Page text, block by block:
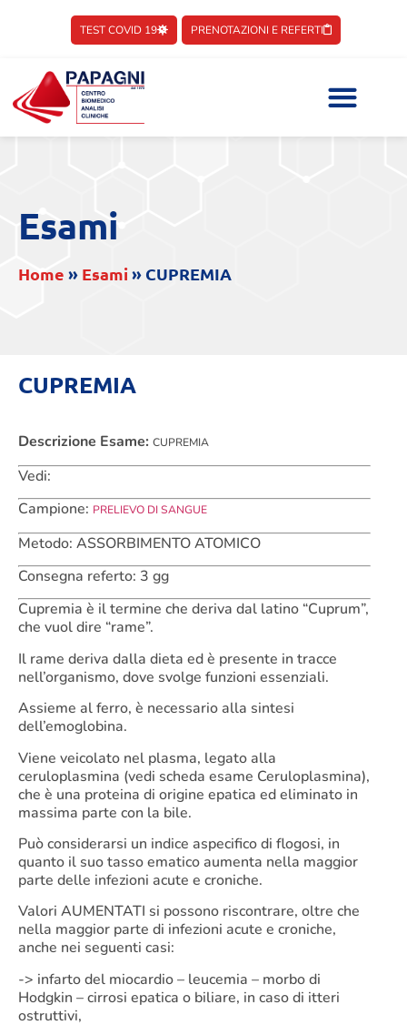
TEST COVID 19 PRENOTAZIONI E REFERTI
Esami
Home » Esami» CUPREMIA
CUPREMIA
Descrizione Esame: CUPREMIA
Vedi:
Campione: PRELIEVO DI SANGUE
Metodo: ASSORBIMENTO ATOMICO
Consegna referto: 3 gg
Cupremia è il termine che deriva dal latino “Cuprum”,
che vuol dire “rame”.
Il rame deriva dalla dieta ed è presente in tracce
nell’organismo, dove svolge funzioni essenziali.
Assieme al ferro, è necessario alla sintesi
dell’emoglobina.
Viene veicolato nel plasma, legato alla
ceruloplasmina (vedi scheda esame Ceruloplasmina),
che è una proteina di origine epatica ed eliminato in
massima parte con la bile.
Può considerarsi un indice aspecifico di flogosi, in
quanto il suo tasso ematico aumenta nella maggior
parte delle infezioni acute e croniche.
Valori AUMENTATI si possono riscontrare, oltre che
nella maggior parte di infezioni acute e croniche,
anche nei seguenti casi:
-> infarto del miocardio – leucemia – morbo di
Hodgkin – cirrosi epatica o biliare, in caso di itteri
ostruttivi,